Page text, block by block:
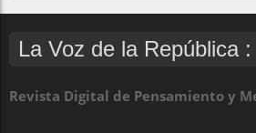
La Voz de la República :
Revista Digital de Pensamiento y